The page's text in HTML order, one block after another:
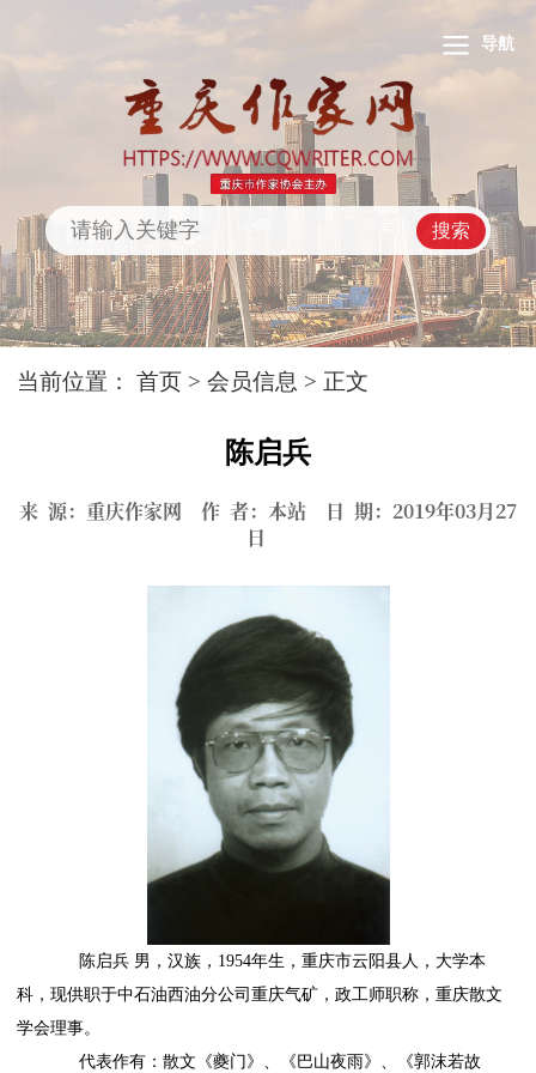
导航
搜索
当前位置：首页 >会员信息 > 正文
陈启兵
来 源：重庆作家网 作 者：本站 日 期：2019年03月27
日
陈启兵 男，汉族，1954年生，重庆市云阳县人，大学本
科，现供职于中石油西油分公司重庆气矿，政工师职称，重庆散文
学会理事。
代表作有：散文《夔门》、《巴山夜雨》、《郭沫若故